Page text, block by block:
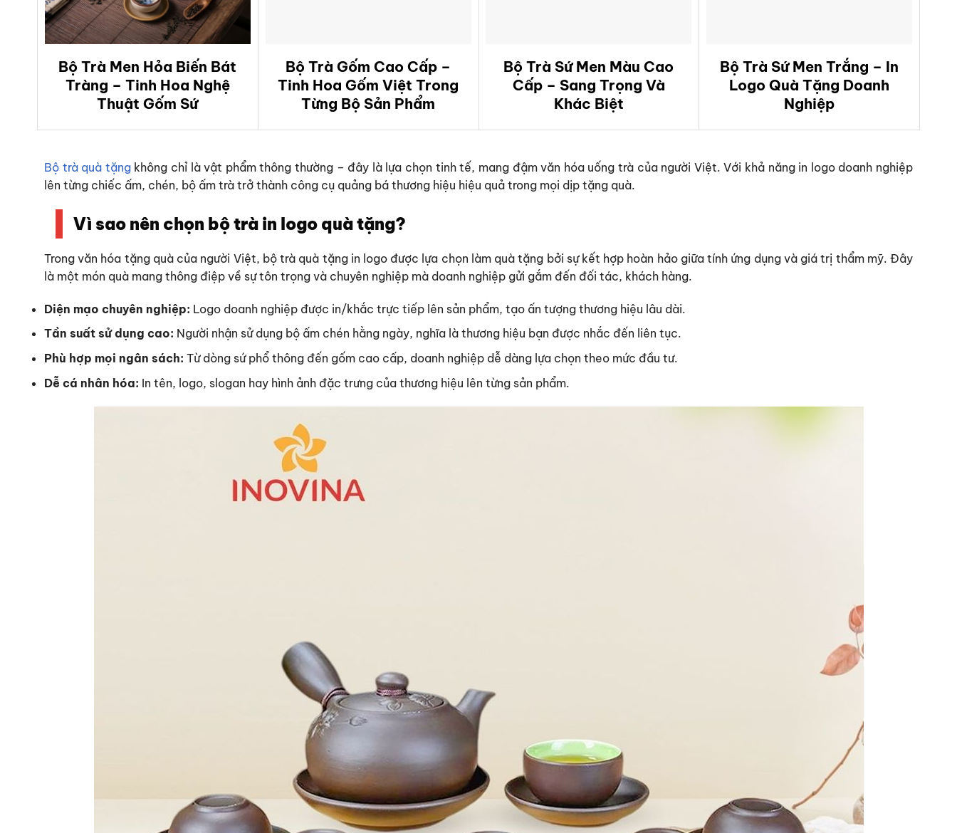
Bộ Trà Men Hỏa Biến Bát
Tràng – Tinh Hoa Nghệ
Thuật Gốm Sứ
Bộ Trà Gốm Cao Cấp –
Tinh Hoa Gốm Việt Trong
Từng Bộ Sản Phẩm
Bộ Trà Sứ Men Màu Cao
Cấp – Sang Trọng Và
Khác Biệt
Bộ Trà Sứ Men Trắng – In
Logo Quà Tặng Doanh
Nghiệp
Bộ trà quà tặngkhông chỉ là vật phẩm thông thường – đây là lựa chọn tinh tế, mang đậm văn hóa uống trà của người Việt. Với khả năng in logo doanh nghiệp
lên từng chiếc ấm, chén, bộ ấm trà trở thành công cụ quảng bá thương hiệu hiệu quả trong mọi dịp tặng quà.
Vì sao nên chọn bộ trà in logo quà tặng?
Trong văn hóa tặng quà của người Việt, bộ trà quà tặng in logo được lựa chọn làm quà tặng bởi sự kết hợp hoàn hảo giữa tính ứng dụng và giá trị thẩm mỹ. Đây
là một món quà mang thông điệp về sự tôn trọng và chuyên nghiệp mà doanh nghiệp gửi gắm đến đối tác, khách hàng.
Diện mạo chuyên nghiệp: Logo doanh nghiệp được in/khắc trực tiếp lên sản phẩm, tạo ấn tượng thương hiệu lâu dài.
Tần suất sử dụng cao: Người nhận sử dụng bộ ấm chén hằng ngày, nghĩa là thương hiệu bạn được nhắc đến liên tục.
Phù hợp mọi ngân sách: Từ dòng sứ phổ thông đến gốm cao cấp, doanh nghiệp dễ dàng lựa chọn theo mức đầu tư.
Dễ cá nhân hóa: In tên, logo, slogan hay hình ảnh đặc trưng của thương hiệu lên từng sản phẩm.